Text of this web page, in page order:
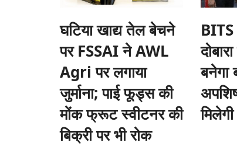
घटिया खाद्य तेल बेचने
पर FSSAI ने AWL
Agri पर लगाया
जुर्माना; पाई फूड्स की
मोंक फ्रूट स्वीटनर की
बिक्री पर भी रोक
बनेगा
वापसी, लेफ्ट का
वाला यूडीएफ स्पष्ट बहुमत
जंतर मंतर से संसद तक युवाओं का
आंसू गैस से तनाव, संसद में भी गूंजा मामला
Ajeet Singh Jul 20, 2026
पेपर लीक, शिक्षा व्यवस्था में भ्रष्टाचार और रोजगार
युवा...